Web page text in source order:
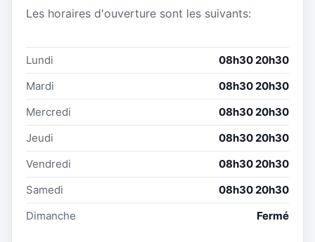
Les horaires d'ouverture sont les suivants:
Lundi
08h30 20h30
Mardi
08h30 20h30
Mercredi
08h30 20h30
Jeudi
08h30 20h30
Vendredi
08h30 20h30
Samedi
08h30 20h30
Dimanche
Fermé